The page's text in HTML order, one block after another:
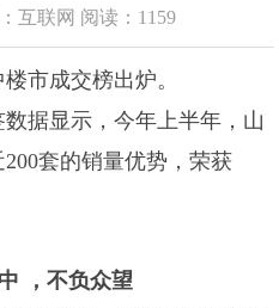
互联网 阅读：1159
市成交榜出炉。
据显示，今年上半年，山
套的销量优势，荣获
，不负众望